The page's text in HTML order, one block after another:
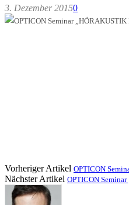
3. Dezember 20150
Vorheriger Artikel OPTICON
Nächster Artikel OPTICON